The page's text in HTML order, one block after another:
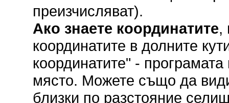
преизчисляват).
Ако знаете координатите,
координатите в долните
координатите" -
място. Можете също да
близки по разстояние